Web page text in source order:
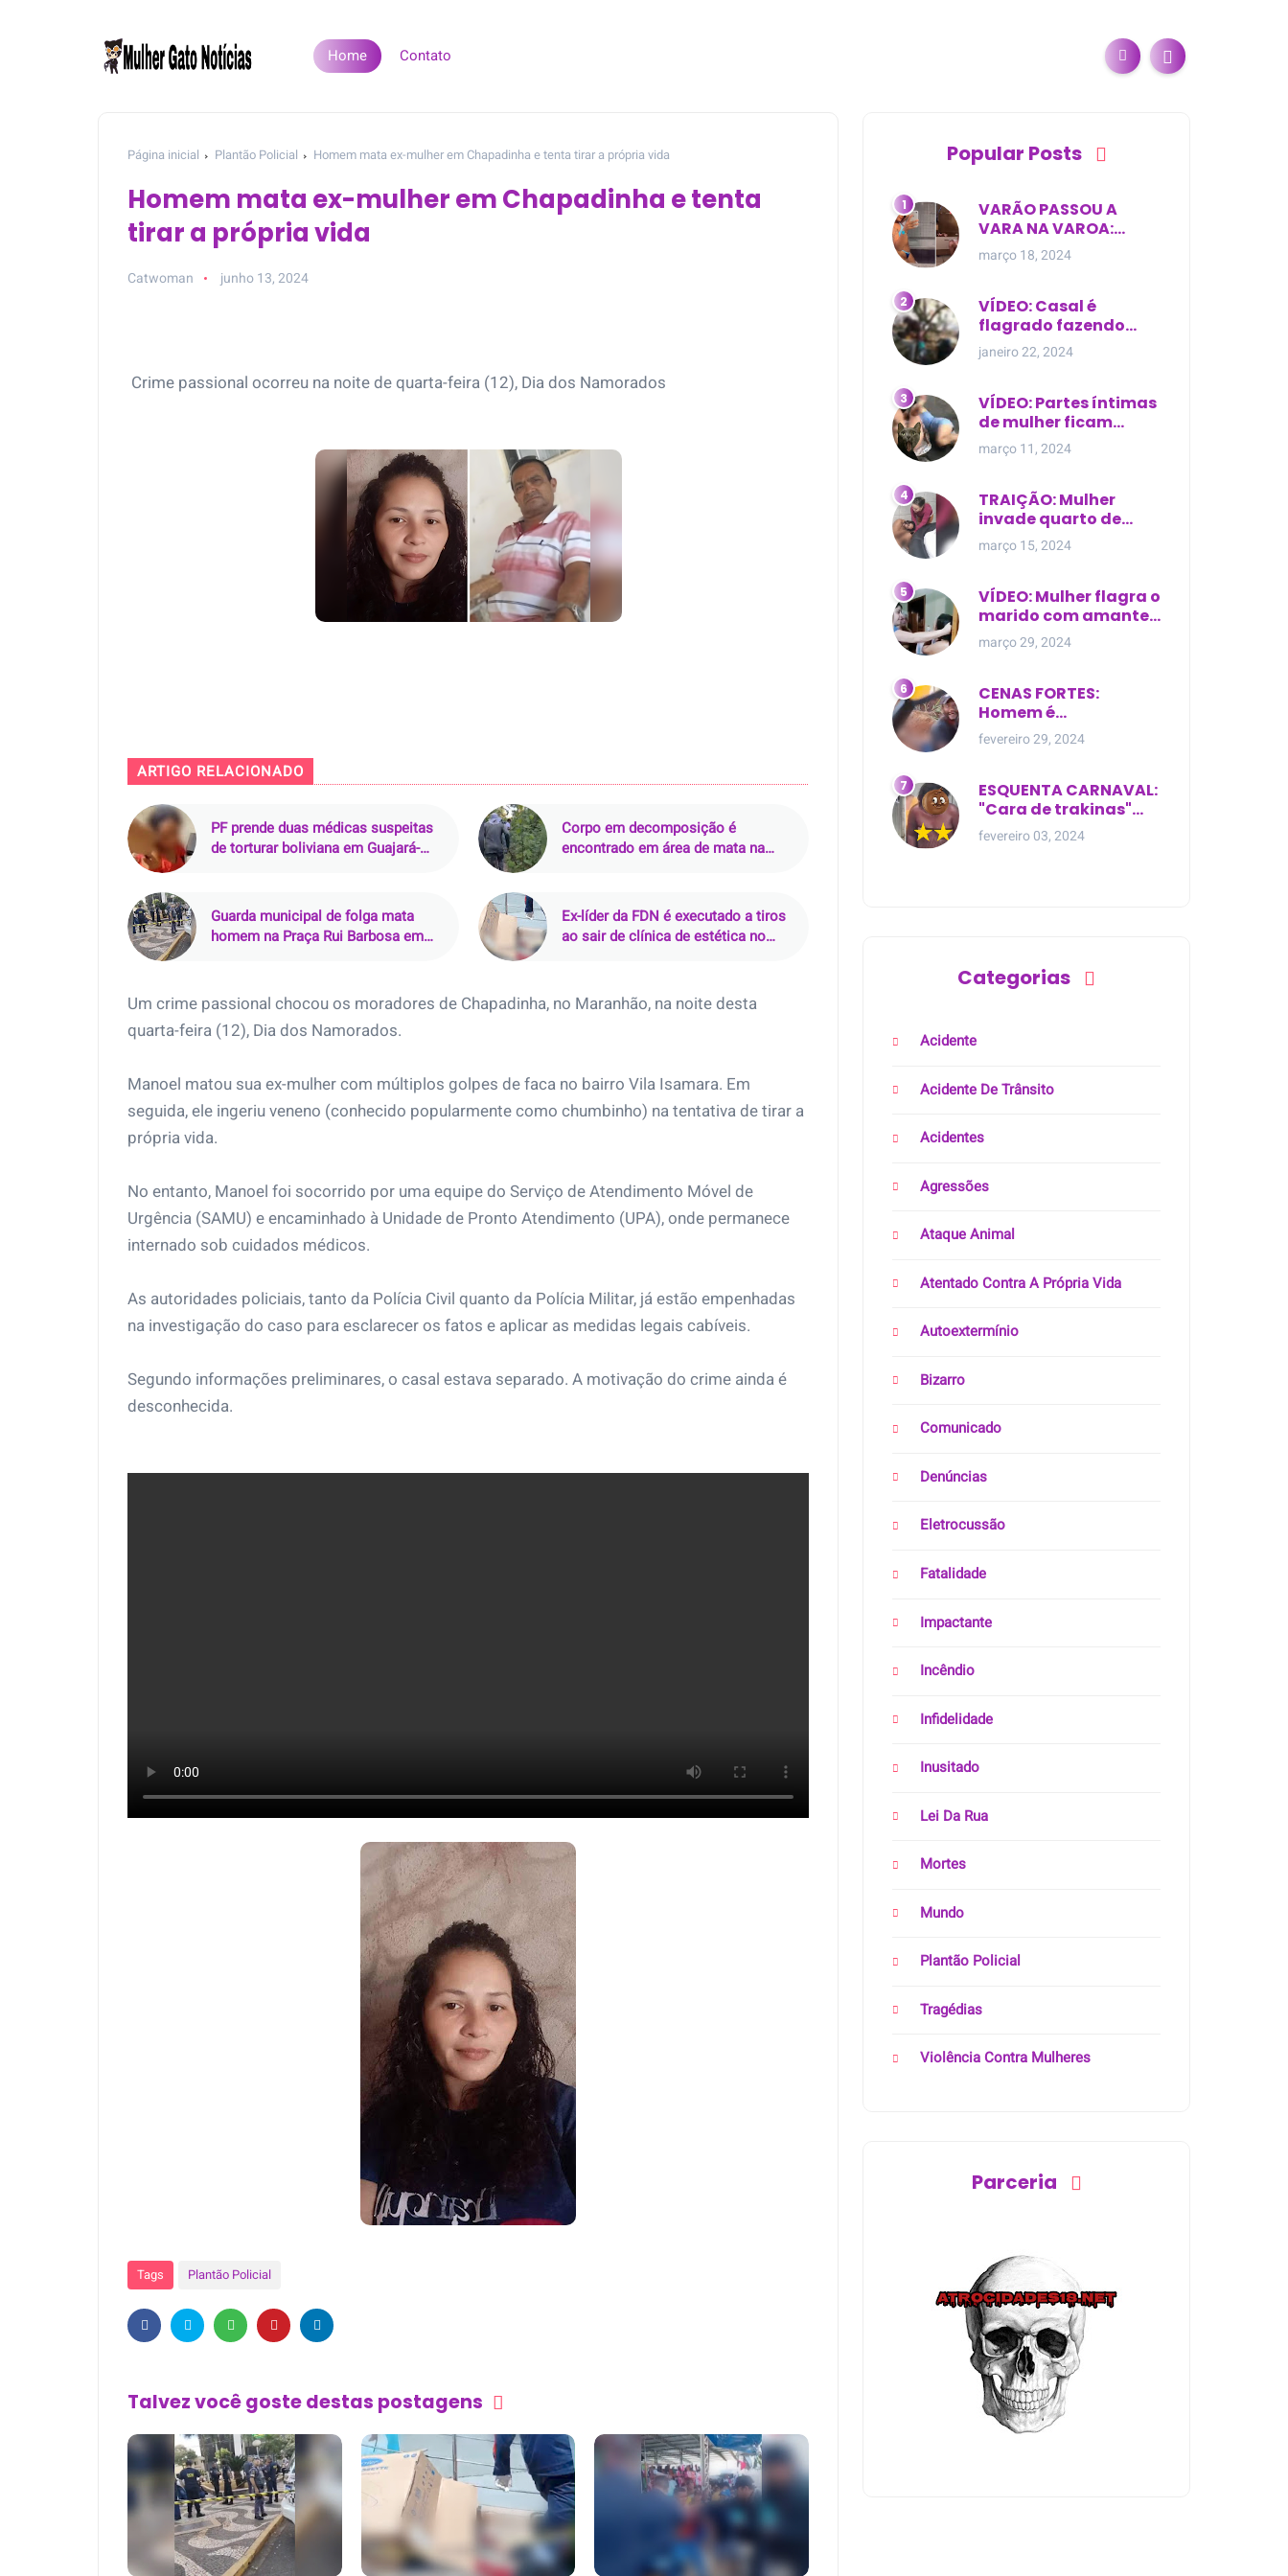
Home Contato
Página inicial Plantão Policial Homem mata ex-mulher em Chapadinha e tenta tirar a própria vida
Homem mata ex-mulher em Chapadinha e tenta
tirar a própria vida
Catwoman junho 13, 2024
Crime passional ocorreu na noite de quarta-feira (12), Dia dos Namorados
ARTIGO RELACIONADO
PF prende duas médicas suspeitas
de torturar boliviana em Guajará-
Corpo em decomposição é
encontrado em área de mata na
Guarda municipal de folga mata
homem na Praça Rui Barbosa em
Ex-líder da FDN é executado a tiros
ao sair de clínica de estética no
Um crime passional chocou os moradores de Chapadinha, no Maranhão, na noite desta
quarta-feira (12), Dia dos Namorados.
Manoel matou sua ex-mulher com múltiplos golpes de faca no bairro Vila Isamara. Em
seguida, ele ingeriu veneno (conhecido popularmente como chumbinho) na tentativa de tirar a
própria vida.
No entanto, Manoel foi socorrido por uma equipe do Serviço de Atendimento Móvel de
Urgência (SAMU) e encaminhado à Unidade de Pronto Atendimento (UPA), onde permanece
internado sob cuidados médicos.
As autoridades policiais, tanto da Polícia Civil quanto da Polícia Militar, já estão empenhadas
na investigação do caso para esclarecer os fatos e aplicar as medidas legais cabíveis.
Segundo informações preliminares, o casal estava separado. A motivação do crime ainda é
desconhecida.
Tags Plantão Policial
Talvez você goste destas postagens
Popular Posts
VARÃO PASSOU A
VARA NA VAROA:
Esposa de pregador
evangélico descobre
extra-conjugal
março 18, 2024
VÍDEO: Casal é
flagrado fazendo
sexo dentro de
cemitério, em cima de
janeiro 22, 2024
VÍDEO: Partes íntimas
de mulher ficam
expostas durante
briga em Manaus
março 11, 2024
TRAIÇÃO: Mulher
invade quarto de
motel e encontra o
marido com outra na
março 15, 2024
VÍDEO: Mulher flagra o
marido com amante
dentro da própria
residência
março 29, 2024
CENAS FORTES:
Homem é
brutalmente atacado
e morto a golpes de
fevereiro 29, 2024
ESQUENTA CARNAVAL:
"Cara de trakinas"
dança seminua no
meio da rua na Bahia
fevereiro 03, 2024
Categorias
Acidente
Acidente De Trânsito
Acidentes
Agressões
Ataque Animal
Atentado Contra A Própria Vida
Autoextermínio
Bizarro
Comunicado
Denúncias
Eletrocussão
Fatalidade
Impactante
Incêndio
Infidelidade
Inusitado
Lei Da Rua
Mortes
Mundo
Plantão Policial
Tragédias
Violência Contra Mulheres
Parceria